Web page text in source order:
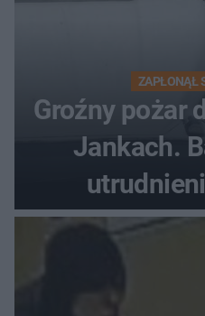
ZAPŁONĄŁ
Groźny pożar
Jankach.